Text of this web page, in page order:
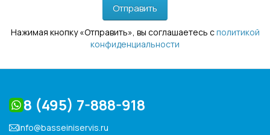
Отправить
Нажимая кнопку «Отправить», вы соглашаетесь сполитикой
конфиденциальности
8 (495) 7-888-918
info@basseiniservis.ru